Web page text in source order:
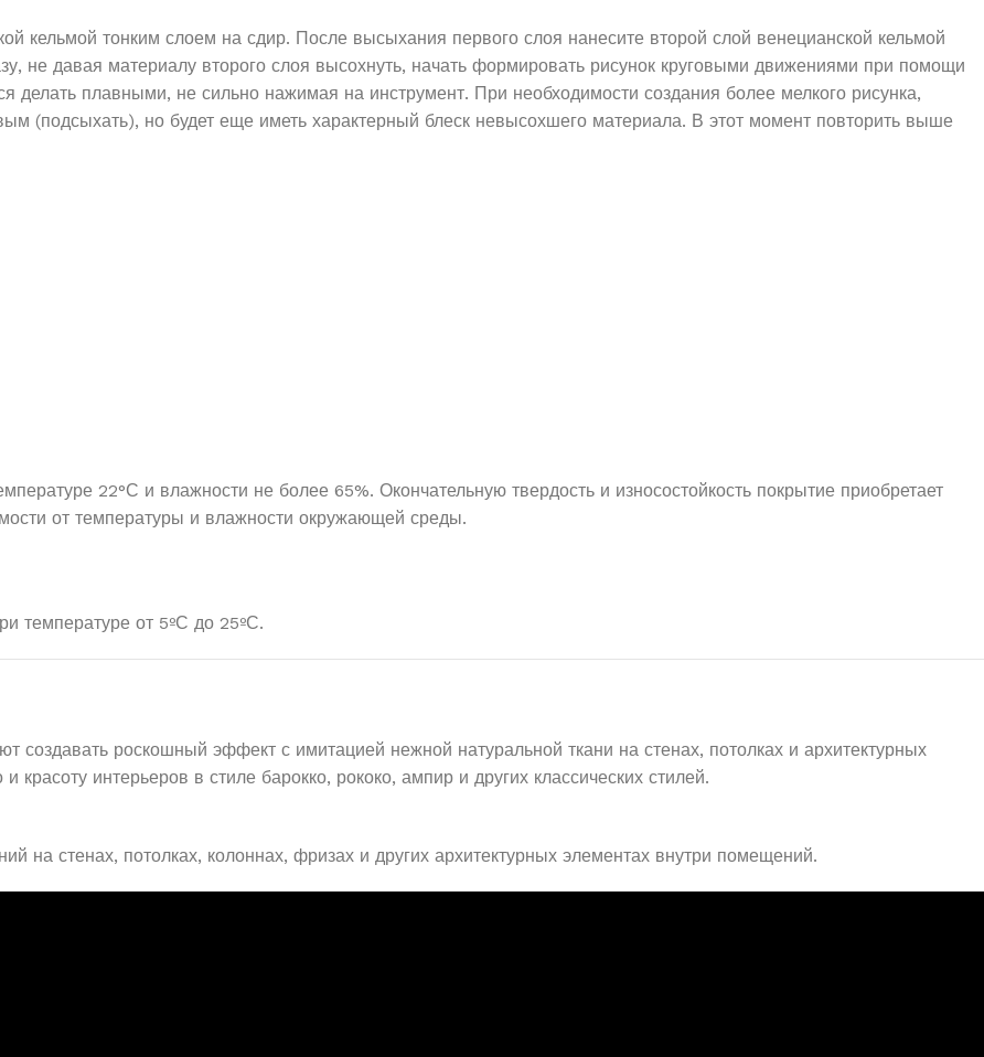
кельмой тонким слоем на сдир. После высыхания первого слоя нанесите второй слой венецианской кельмой
не давая материалу второго слоя высохнуть, начать формировать рисунок круговыми движениями при помощи
делать плавными, не сильно нажимая на инструмент. При необходимости создания более мелкого рисунка,
(подсыхать), но будет еще иметь характерный блеск невысохшего материала. В этот момент повторить выше
22°С и влажности не более 65%. Окончательную твердость и износостойкость покрытие приобретает
от температуры и влажности окружающей среды.
температуре от 5ºС до 25ºС.
создавать роскошный эффект с имитацией нежной натуральной ткани на стенах, потолках и архитектурных
красоту интерьеров в стиле барокко, рококо, ампир и других классических стилей.
на стенах, потолках, колоннах, фризах и других архитектурных элементах внутри помещений.